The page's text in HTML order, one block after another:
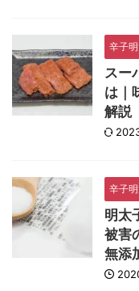
辛子
スー
は｜
解説
辛子
明太
被害
無添